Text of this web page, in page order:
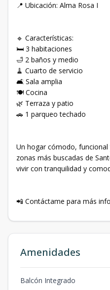
📍 Ubicación: Alma Rosa I
🔹 Características:
🛏️ 3 habitaciones
🛁 2 baños y medio
🧹 Cuarto de servicio
🛋️ Sala amplia
🍽️ Cocina
🌿 Terraza y patio
🚗 1 parqueo techado
Un hogar cómodo, funcional
zonas más buscadas de
vivir con tranquilidad y
📲 Contáctame para más
Amenidades
Balcón Integrado